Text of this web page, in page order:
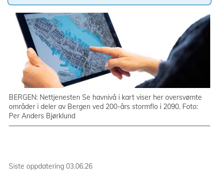
BERGEN: Nettjenesten Se havnivå i kart viser her oversvømte
områder i deler av Bergen ved 200-års stormflo i 2090. Foto:
Per Anders Bjørklund
Siste oppdatering 03.06.26